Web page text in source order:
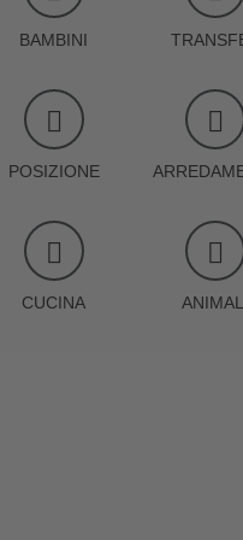
BAMBINI
POSIZIONE
CUCINA